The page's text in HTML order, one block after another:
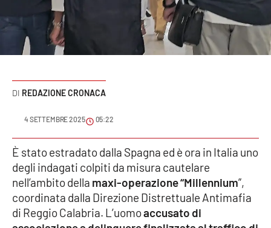
Sanità
Sport
Meteo
Editoriali
VIDEO
REDAZIONE CRONACA
4 SETTEMBRE 2025 05:22
È stato estradato dalla Spagna ed è ora in Italia uno
degli indagati colpiti da misura cautelare
nell’ambito della maxi-operazione “Millennium”,
coordinata dalla Direzione Distrettuale Antimafia
di Reggio Calabria. L’uomoaccusato di